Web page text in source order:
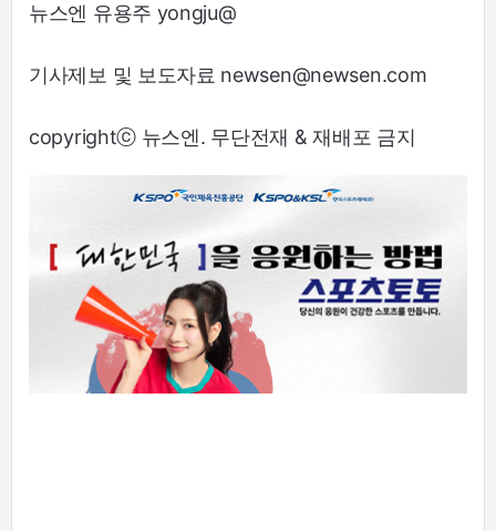
뉴스엔 유용주 yongju@
기사제보 및 보도자료 newsen@newsen.com
copyrightⓒ 뉴스엔. 무단전재 & 재배포 금지